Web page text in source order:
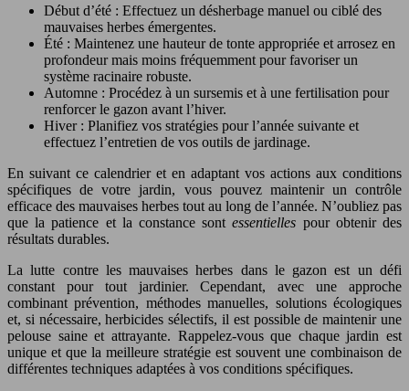
Début d’été : Effectuez un désherbage manuel ou ciblé des
mauvaises herbes émergentes.
Été : Maintenez une hauteur de tonte appropriée et arrosez en
profondeur mais moins fréquemment pour favoriser un
système racinaire robuste.
Automne : Procédez à un sursemis et à une fertilisation pour
renforcer le gazon avant l’hiver.
Hiver : Planifiez vos stratégies pour l’année suivante et
effectuez l’entretien de vos outils de jardinage.
En suivant ce calendrier et en adaptant vos actions aux conditions
spécifiques de votre jardin, vous pouvez maintenir un contrôle
efficace des mauvaises herbes tout au long de l’année. N’oubliez pas
que la patience et la constance sontessentielles pour obtenir des
résultats durables.
La lutte contre les mauvaises herbes dans le gazon est un défi
constant pour tout jardinier. Cependant, avec une approche
combinant prévention, méthodes manuelles, solutions écologiques
et, si nécessaire, herbicides sélectifs, il est possible de maintenir une
pelouse saine et attrayante. Rappelez-vous que chaque jardin est
unique et que la meilleure stratégie est souvent une combinaison de
différentes techniques adaptées à vos conditions spécifiques.